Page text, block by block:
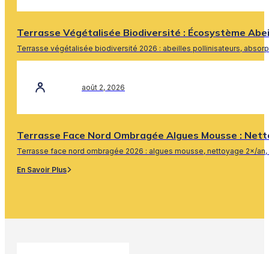
Terrasse Végétalisée Biodiversité : Écosystème
Terrasse végétalisée biodiversité 2026 : abeilles pollinisateurs,
août 2, 2026
Terrasse Face Nord Ombragée Algues Mousse :
Terrasse face nord ombragée 2026 : algues mousse, nettoyage 2×/
En Savoir Plus